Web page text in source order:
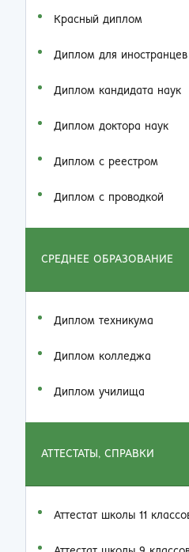
Красный диплом
Диплом для иностранцев
Диплом кандидата наук
Диплом доктора наук
Диплом с реестром
Диплом с проводкой
СРЕДНЕЕ ОБРАЗОВАНИЕ
Диплом техникума
Диплом колледжа
Диплом училища
АТТЕСТАТЫ, СПРАВКИ
Аттестат школы 11